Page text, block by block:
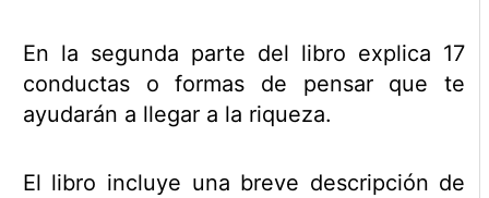
En la segunda parte del libro explica 17
conductas o formas de pensar que te
ayudarán a llegar a la riqueza.
El libro incluye una breve descripción de